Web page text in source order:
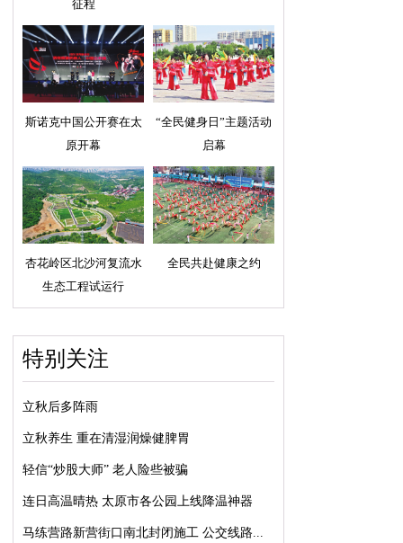
征程
斯诺克中国公开赛在太
原开幕
“全民健身日”主题活动
启幕
杏花岭区北沙河复流水
生态工程试运行
全民共赴健康之约
特别关注
立秋后多阵雨
立秋养生 重在清湿润燥健脾胃
轻信“炒股大师” 老人险些被骗
连日高温晴热 太原市各公园上线降温神器
马练营路新营街口南北封闭施工 公交线路...